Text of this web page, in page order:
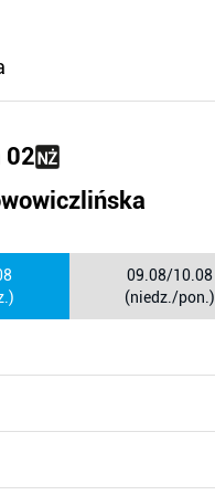
02
09.08/10.08
(niedz./pon.)